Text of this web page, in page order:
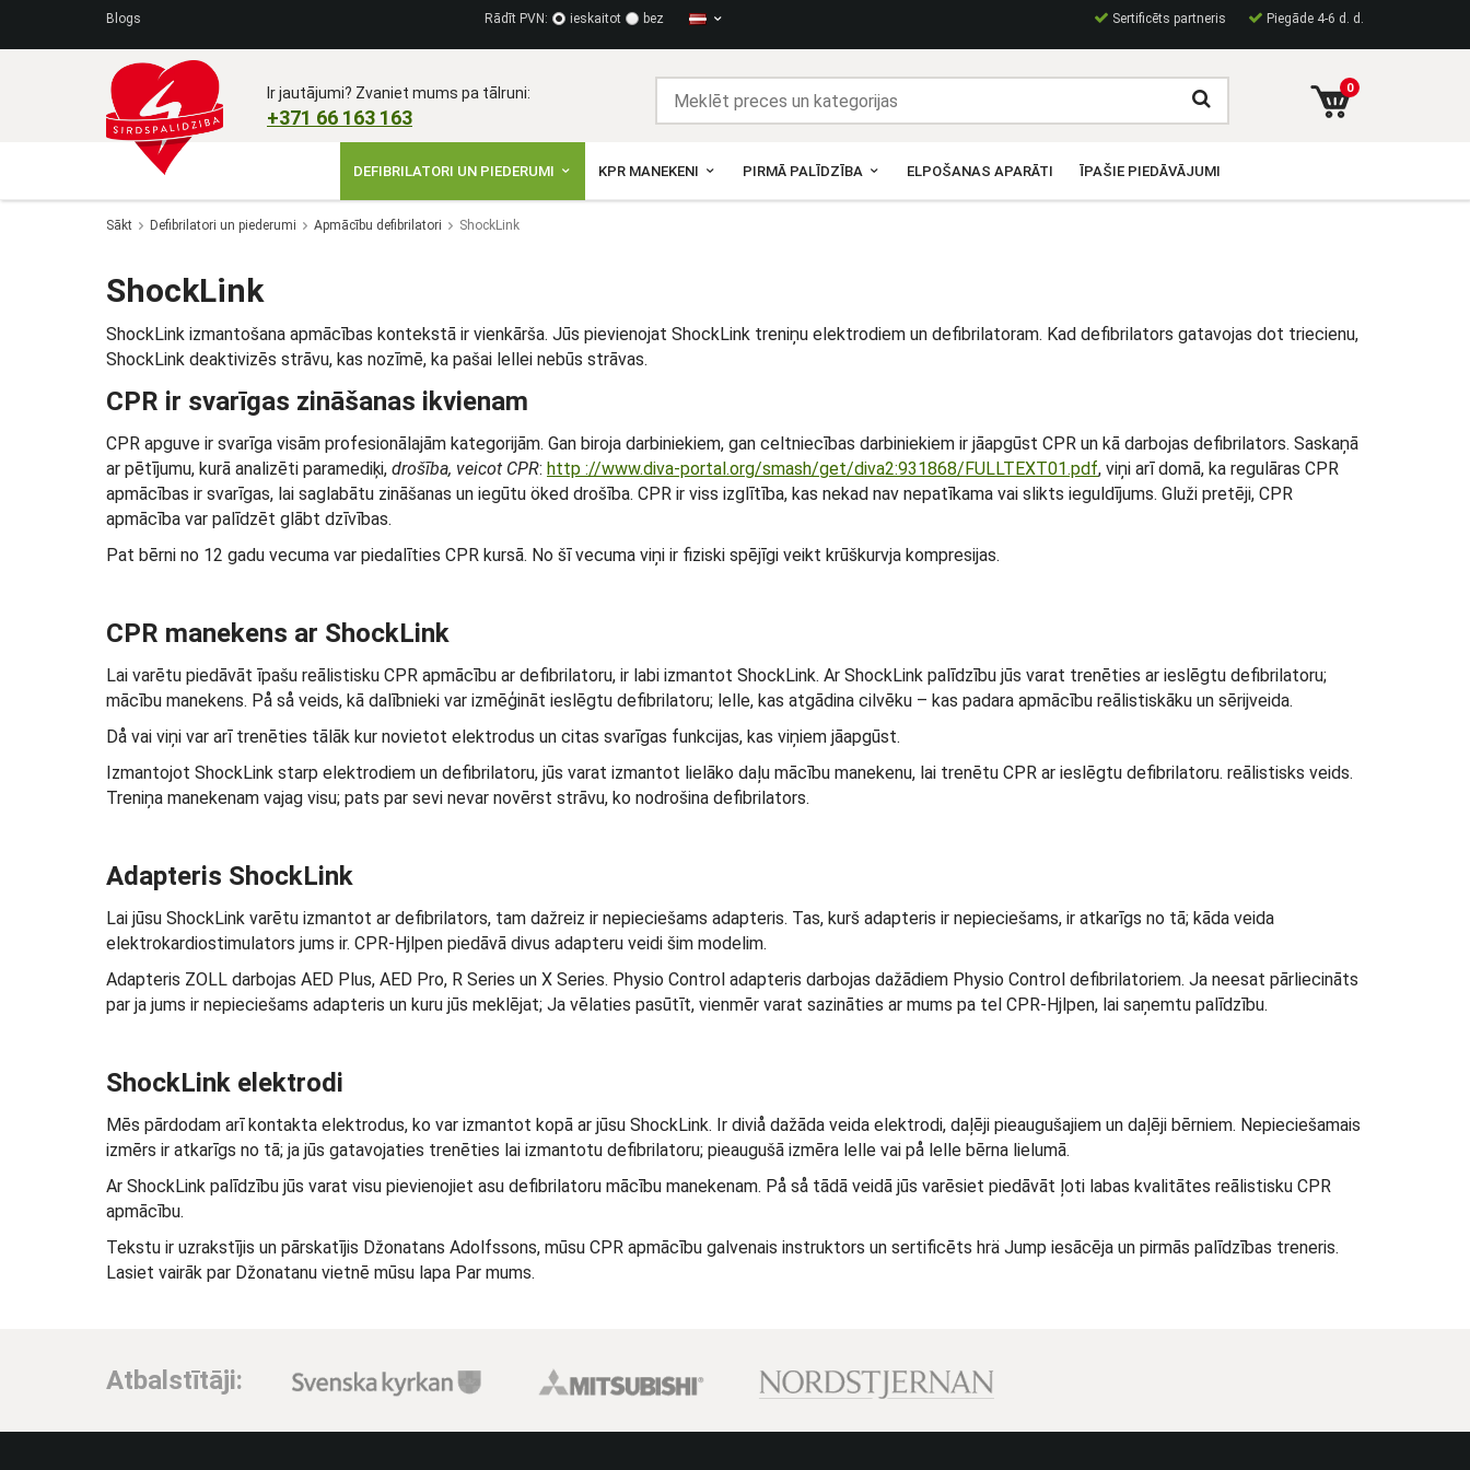
Blogs Sertificēts partneris Piegāde 4-6 d. d.
Rādīt PVN: ieskaitot bez
0
Ir jautājumi? Zvaniet mums pa tālruni:
+371 66 163 163​
DEFIBRILATORI UN PIEDERUMI KPR MANEKENI PIRMĀ PALĪDZĪBA ELPOŠANAS APARĀTI ĪPAŠIE PIEDĀVĀJUMI
Sākt Defibrilatori un piederumi Apmācību defibrilatori ShockLink
ShockLink
ShockLink izmantošana apmācības kontekstā ir vienkārša. Jūs pievienojat ShockLink treniņu elektrodiem un defibrilatoram. Kad defibrilators gatavojas dot triecienu,
ShockLink deaktivizēs strāvu, kas nozīmē, ka pašai lellei nebūs strāvas.
CPR ir svarīgas zināšanas ikvienam
CPR apguve ir svarīga visām profesionālajām kategorijām. Gan biroja darbiniekiem, gan celtniecības darbiniekiem ir jāapgūst CPR un kā darbojas defibrilators. Saskaņā
ar pētījumu, kurā analizēti paramediķi, drošība, veicot CPR: http ://www.diva-portal.org/smash/get/diva2:931868/FULLTEXT01.pdf, viņi arī domā, ka regulāras CPR
apmācības ir svarīgas, lai saglabātu zināšanas un iegūtu öked drošība. CPR ir viss izglītība, kas nekad nav nepatīkama vai slikts ieguldījums. Gluži pretēji, CPR
apmācība var palīdzēt glābt dzīvības.
Pat bērni no 12 gadu vecuma var piedalīties CPR kursā. No šī vecuma viņi ir fiziski spējīgi veikt krūškurvja kompresijas.
CPR manekens ar ShockLink
Lai varētu piedāvāt īpašu reālistisku CPR apmācību ar defibrilatoru, ir labi izmantot ShockLink. Ar ShockLink palīdzību jūs varat trenēties ar ieslēgtu defibrilatoru;
mācību manekens. På så veids, kā dalībnieki var izmēģināt ieslēgtu defibrilatoru; lelle, kas atgādina cilvēku – kas padara apmācību reālistiskāku un sērijveida.
Då vai viņi var arī trenēties tālāk kur novietot elektrodus un citas svarīgas funkcijas, kas viņiem jāapgūst.
Izmantojot ShockLink starp elektrodiem un defibrilatoru, jūs varat izmantot lielāko daļu mācību manekenu, lai trenētu CPR ar ieslēgtu defibrilatoru. reālistisks veids.
Treniņa manekenam vajag visu; pats par sevi nevar novērst strāvu, ko nodrošina defibrilators.
Adapteris ShockLink
Lai jūsu ShockLink varētu izmantot ar defibrilators, tam dažreiz ir nepieciešams adapteris. Tas, kurš adapteris ir nepieciešams, ir atkarīgs no tā; kāda veida
elektrokardiostimulators jums ir. CPR-Hjlpen piedāvā divus adapteru veidi šim modelim.
Adapteris ZOLL darbojas AED Plus, AED Pro, R Series un X Series. Physio Control adapteris darbojas dažādiem Physio Control defibrilatoriem. Ja neesat pārliecināts
par ja jums ir nepieciešams adapteris un kuru jūs meklējat; Ja vēlaties pasūtīt, vienmēr varat sazināties ar mums pa tel CPR-Hjlpen, lai saņemtu palīdzību.
ShockLink elektrodi
Mēs pārdodam arī kontakta elektrodus, ko var izmantot kopā ar jūsu ShockLink. Ir diviå dažāda veida elektrodi, daļēji pieaugušajiem un daļēji bērniem. Nepieciešamais
izmērs ir atkarīgs no tā; ja jūs gatavojaties trenēties lai izmantotu defibrilatoru; pieaugušā izmēra lelle vai på lelle bērna lielumā.
Ar ShockLink palīdzību jūs varat visu pievienojiet asu defibrilatoru mācību manekenam. På så tādā veidā jūs varēsiet piedāvāt ļoti labas kvalitātes reālistisku CPR
apmācību.
Tekstu ir uzrakstījis un pārskatījis Džonatans Adolfssons, mūsu CPR apmācību galvenais instruktors un sertificēts hrä Jump iesācēja un pirmās palīdzības treneris.
Lasiet vairāk par Džonatanu vietnē mūsu lapa Par mums.
Atbalstītāji: